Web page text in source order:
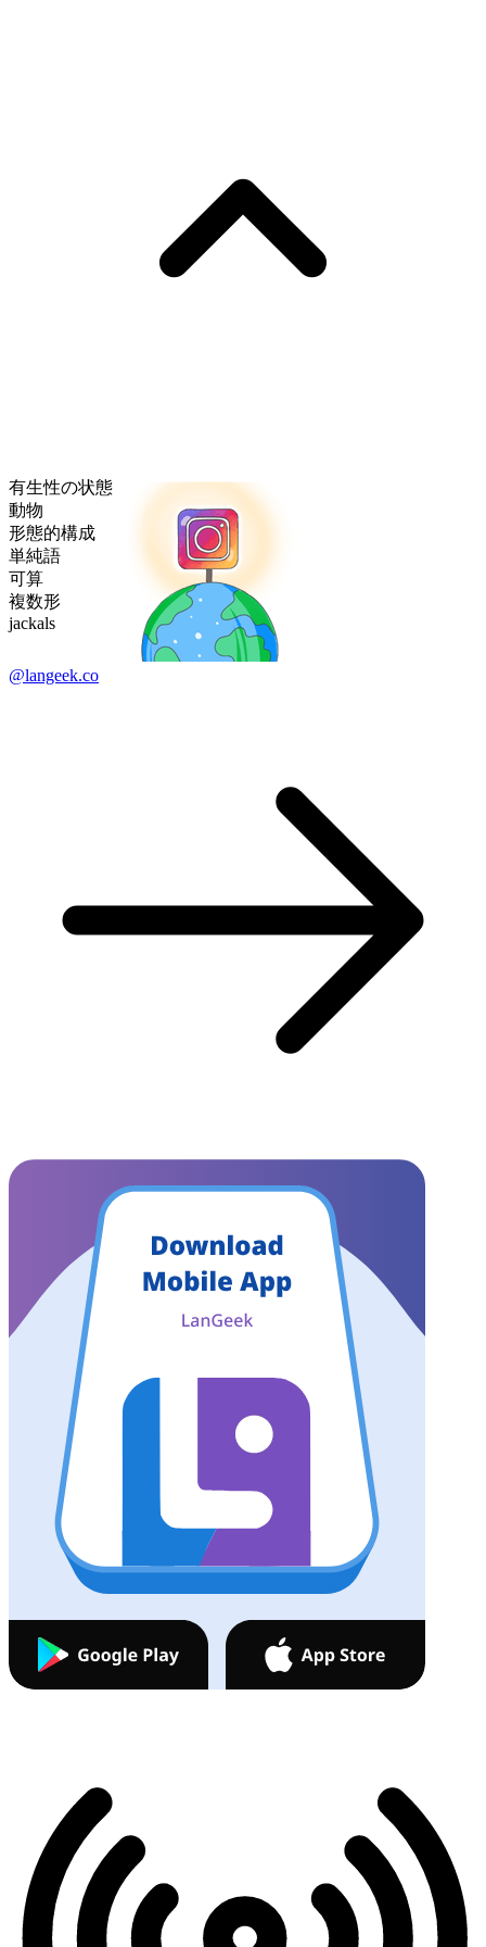
有生性の状態
動物
形態的構成
単純語
可算
複数形
jackals
@langeek.co